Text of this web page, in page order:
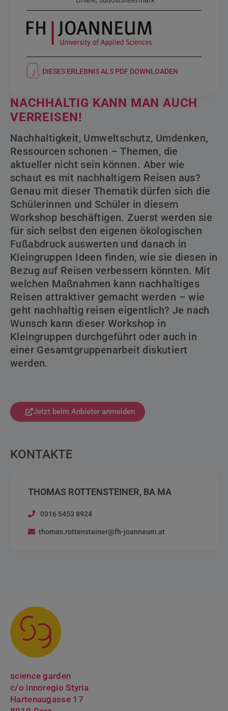
DIESES ERLEBNIS ALS PDF DOWNLOADEN
NACHHALTIG KANN MAN AUCH
VERREISEN!
Nachhaltigkeit, Umweltschutz, Umdenken,
Ressourcen schonen – Themen, die
aktueller nicht sein können. Aber wie
schaut es mit nachhaltigem Reisen aus?
Genau mit dieser Thematik dürfen sich die
Schülerinnen und Schüler in diesem
Workshop beschäftigen. Zuerst werden sie
für sich selbst den eigenen ökologischen
Fußabdruck auswerten und danach in
Kleingruppen Ideen finden, wie sie diesen in
Bezug auf Reisen verbessern könnten. Mit
welchen Maßnahmen kann nachhaltiges
Reisen attraktiver gemacht werden – wie
geht nachhaltig reisen eigentlich? Je nach
Wunsch kann dieser Workshop in
Kleingruppen durchgeführt oder auch in
einer Gesamtgruppenarbeit diskutiert
werden.
Jetzt beim Anbieter anmelden
KONTAKTE
THOMAS ROTTENSTEINER, BA MA
0316 5453 8924
thomas.rottensteiner@fh-joanneum.at
science garden
c/o innoregio Styria
Hartenaugasse 17